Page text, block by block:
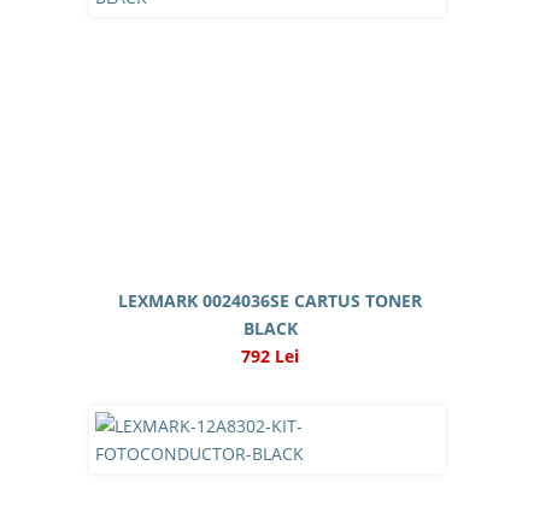
LEXMARK 0024036SE CARTUS TONER
BLACK
792 Lei